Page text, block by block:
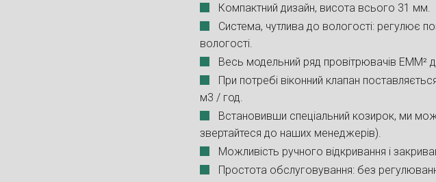
Компактний дизайн, висота всього 31 мм.
Система, чутлива до вологості: регулює
вологості.
Весь модельний ряд провітрювачів ЕММ²
При потребі віконний клапан
м3 / год.
Встановивши спеціальний козирок, ми
звертайтеся до наших менеджерів).
Можливість ручного відкривання і
Простота обслуговування: без